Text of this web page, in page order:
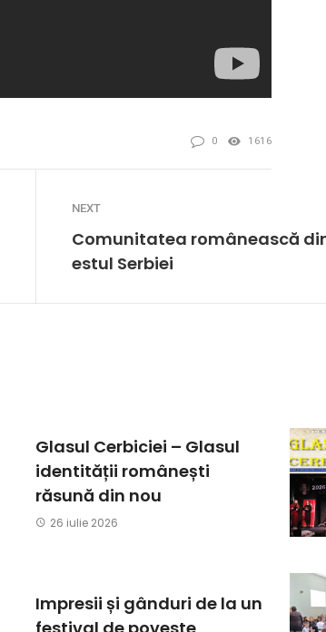
0 1616
NEXT
Comunitatea românească
estul Serbiei
Glasul Cerbiciei – Glasul
identității românești
răsună din nou
26 iulie 2026
Impresii și gânduri de la un